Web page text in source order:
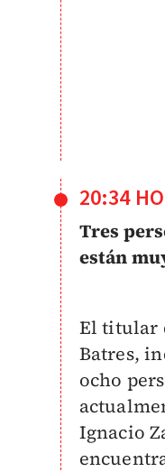
20:34
Tres
están
El titular
Batres,
ocho
Ignacio